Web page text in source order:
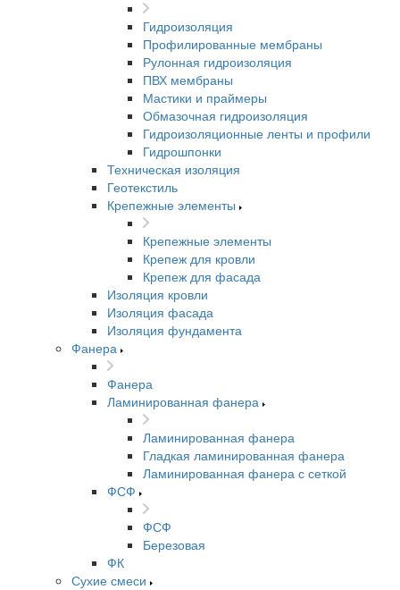
Гидроизоляция
Профилированные мембраны
Рулонная гидроизоляция
ПВХ мембраны
Мастики и праймеры
Обмазочная гидроизоляция
Гидроизоляционные ленты и профили
Гидрошпонки
Техническая изоляция
Геотекстиль
Крепежные элементы
Крепежные элементы
Крепеж для кровли
Крепеж для фасада
Изоляция кровли
Изоляция фасада
Изоляция фундамента
Фанера
Фанера
Ламинированная фанера
Ламинированная фанера
Гладкая ламинированная фанера
Ламинированная фанера с сеткой
ФСФ
ФСФ
Березовая
ФК
Сухие смеси